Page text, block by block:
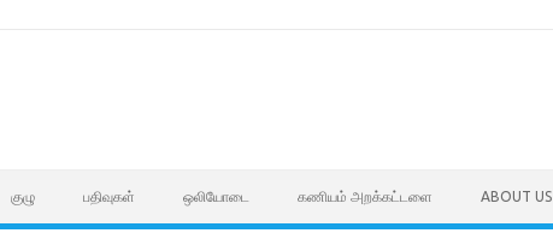
குழு பதிவுகள் ஒலியோடை கணியம் அறக்கட்டளை ABOUT US